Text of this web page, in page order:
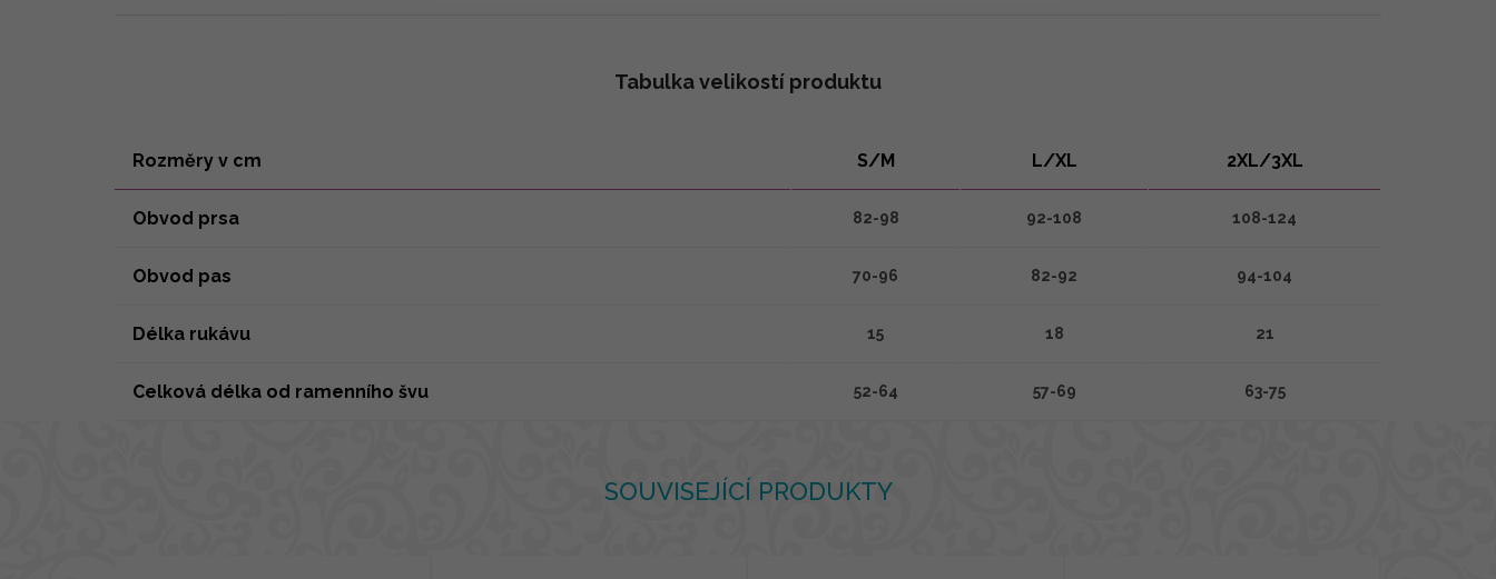
SOUVISEJÍCÍ PRODUKTY
Tabulka velikostí produktu
Rozměry v cm S/M L/XL 2XL/3XL
Obvod prsa 82-98 92-108 108-124
Obvod pas 70-96 82-92 94-104
Délka rukávu 15 18 21
Celková délka od ramenního švu 52-64 57-69 63-75